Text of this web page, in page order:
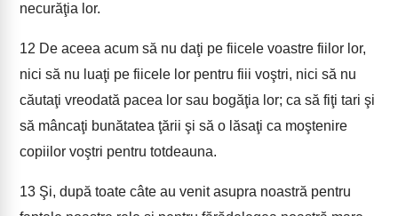
necurăţia lor.
12 De aceea acum să nu daţi pe fiicele voastre fiilor lor,
nici să nu luaţi pe fiicele lor pentru fiii voştri, nici să nu
căutaţi vreodată pacea lor sau bogăţia lor; ca să fiţi tari şi
să mâncaţi bunătatea ţării şi să o lăsaţi ca moştenire
copiilor voştri pentru totdeauna.
13 Şi, după toate câte au venit asupra noastră pentru